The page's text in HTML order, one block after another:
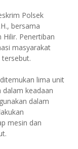
Polsek
bersama
Penertiban
masyarakat
lima unit
dalam keadaan
dalam
mesin dan